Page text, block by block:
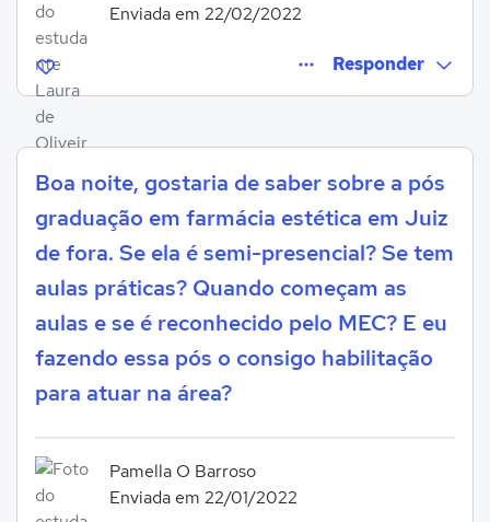
Enviada em 22/02/2022
Responder
Entrar para responder
Boa noite, gostaria de saber sobre a pós
graduação em farmácia estética em Juiz
de fora. Se ela é semi-presencial? Se tem
aulas práticas? Quando começam as
aulas e se é reconhecido pelo MEC? E eu
fazendo essa pós o consigo habilitação
para atuar na área?
Pamella O Barroso
Enviada em 22/01/2022